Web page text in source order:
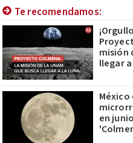
Te recomendamos:
misión
llegar
en